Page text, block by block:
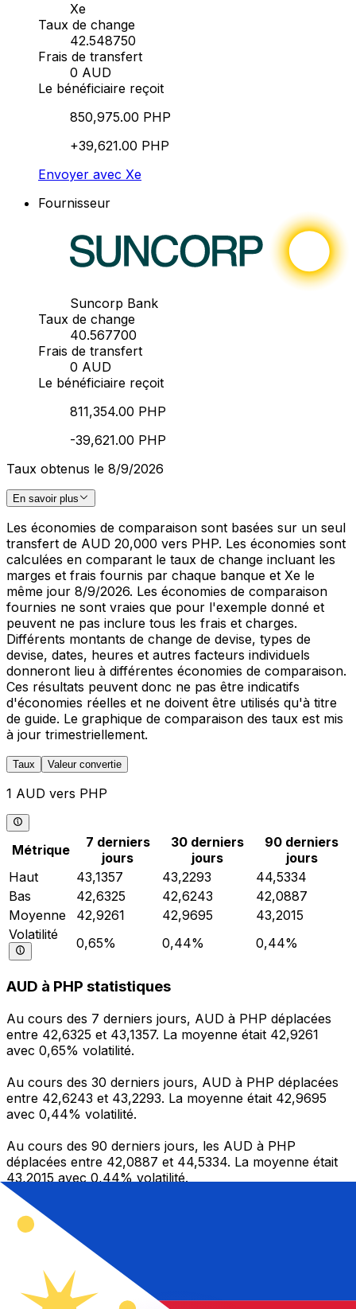
Xe
Taux de change
42.548750
Frais de transfert
0 AUD
Le bénéficiaire reçoit
850,975.00 PHP
+39,621.00 PHP
Envoyer avec Xe
Fournisseur
Suncorp Bank
Taux de change
40.567700
Frais de transfert
0 AUD
Le bénéficiaire reçoit
811,354.00 PHP
-39,621.00 PHP
Taux obtenus le 8/9/2026
En savoir plus
Les économies de comparaison sont basées sur un seul
transfert de AUD 20,000 vers PHP. Les économies sont
calculées en comparant le taux de change incluant les
marges et frais fournis par chaque banque et Xe le
même jour 8/9/2026. Les économies de comparaison
fournies ne sont vraies que pour l'exemple donné et
peuvent ne pas inclure tous les frais et charges.
Différents montants de change de devise, types de
devise, dates, heures et autres facteurs individuels
donneront lieu à différentes économies de comparaison.
Ces résultats peuvent donc ne pas être indicatifs
d'économies réelles et ne doivent être utilisés qu'à titre
de guide. Le graphique de comparaison des taux est mis
à jour trimestriellement.
Taux Valeur convertie
1 AUD vers PHP
Métrique
7 derniers
jours
30 derniers
jours
90 derniers
jours
Haut
43,1357 43,2293
44,5334
Bas
42,6325 42,6243
42,0887
Moyenne
42,9261 42,9695
43,2015
Volatilité
0,65% 0,44% 0,44%
AUD à PHP statistiques
Au cours des 7 derniers jours, AUD à PHP déplacées
entre 42,6325 et 43,1357. La moyenne était 42,9261
avec 0,65% volatilité.
Au cours des 30 derniers jours, AUD à PHP déplacées
entre 42,6243 et 43,2293. La moyenne était 42,9695
avec 0,44% volatilité.
Au cours des 90 derniers jours, les AUD à PHP
déplacées entre 42,0887 et 44,5334. La moyenne était
43,2015 avec 0,44% volatilité.
Envoyer de l’argent
Gérez votre argent et vos devises lorsque vous
êtes en déplacement
L'application Xe réunit toutes les fonctionnalités
nécessaires pour vos transferts d'argent internationaux